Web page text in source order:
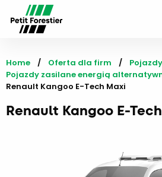
Home Oferta dla firm
Pojazdy zasilane energią
Current:
Renault Kangoo E-Tech Maxi
Renault Kangoo E-